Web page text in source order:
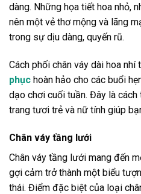
dàng. Những họa tiết hoa nhỏ,
nên một vẻ thơ mộng và lãng
trong sự dịu dàng, quyến rũ.
Cách phối chân váy dài hoa nhí
phục hoàn hảo cho các buổi
dạo chơi cuối tuần. Đây là
trang tươi trẻ và nữ tính giúp
Chân váy tầng lưới
Chân váy tầng lưới mang đến
gợi cảm trở thành một biểu
thái. Điểm đặc biệt của loại